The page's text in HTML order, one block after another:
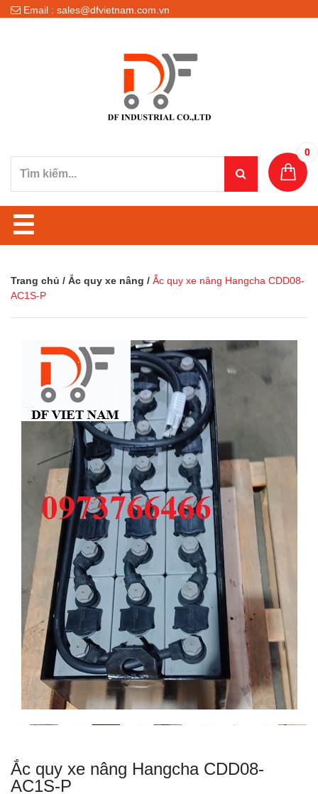
Email : sales@dfvietnam.com.vn
0
☰
Trang chủ / Ắc quy xe nâng / Ắc quy xe nâng Hangcha CDD08-
AC1S-P
Ắc quy xe nâng Hangcha CDD08-
AC1S-P